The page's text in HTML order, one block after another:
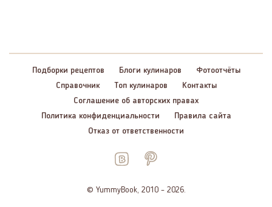
Подборки рецептов Блоги кулинаров
Фотоотчёты
Справочник
Топ кулинаров
Контакты
Соглашение об авторских правах
Политика конфиденциальности
Правила сайта
Отказ от ответственности
© YummyBook, 2010 – 2026.